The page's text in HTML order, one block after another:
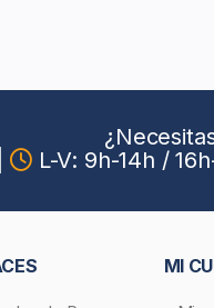
L-V: 9h-14h /
MI